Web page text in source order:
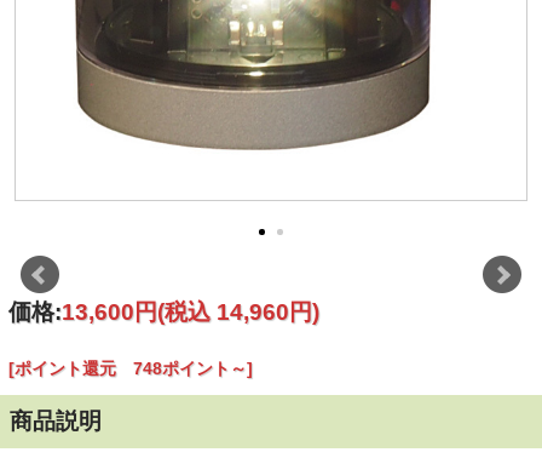
価格:13,600円(税込 14,960円)
[ポイント還元 748ポイント～]
商品説明